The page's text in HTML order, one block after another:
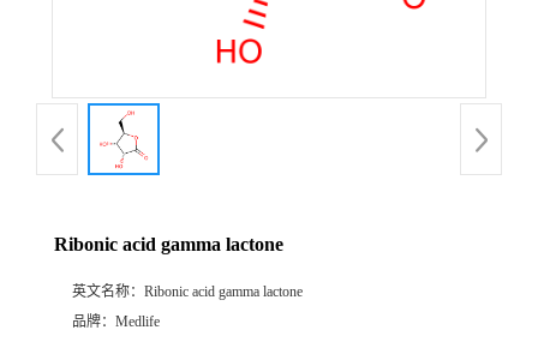
Ribonic acid gamma lactone
英文名称： Ribonic acid gamma lactone
品牌： Medlife